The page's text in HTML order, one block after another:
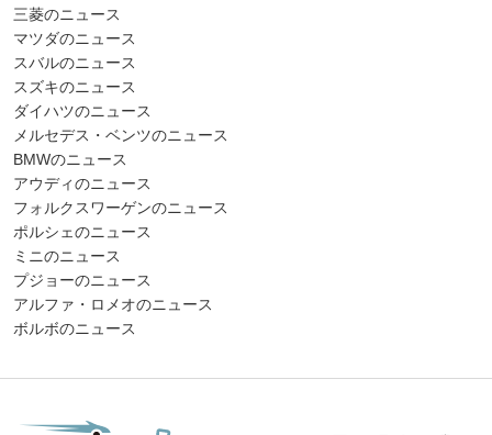
三菱のニュース
マツダのニュース
スバルのニュース
スズキのニュース
ダイハツのニュース
メルセデス・ベンツのニュース
BMWのニュース
アウディのニュース
フォルクスワーゲンのニュース
ポルシェのニュース
ミニのニュース
プジョーのニュース
アルファ・ロメオのニュース
ボルボのニュース